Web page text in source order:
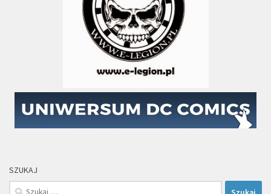
SZUKAJ
Szukaj: